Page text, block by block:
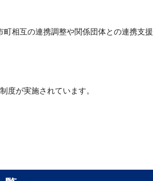
町相互の連携調整や関係団体との連携支援
度が実施されています。